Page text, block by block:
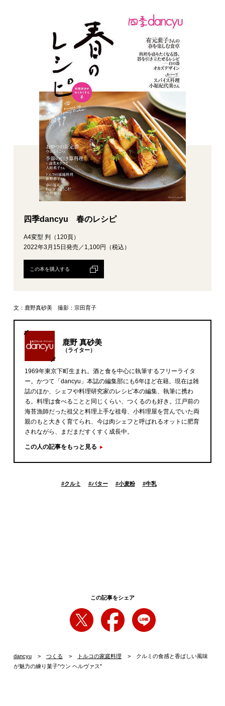
四季dancyu 春のレシピ
A4変型 判（120頁）
2022年3月15日発売／1,100円（税込）
この本を購入する
文：鹿野真砂美 撮影：宗田育子
鹿野 真砂美
（ライター）
1969年東京下町生まれ。酒と食を中心に執筆するフリーライタ
ー。かつて「dancyu」本誌の編集部にも6年ほど在籍。現在は雑
誌のほか、シェフや料理研究家のレシピ本の編集、執筆に携わ
る。料理は食べることと同じくらい、つくるのも好き。江戸前の
海苔漁師だった祖父と料理上手な祖母、小料理屋を営んでいた両
親のもと大きく育てられ、今は肉シェフと呼ばれるオットに肥育
されながら、まだまだすくすく成長中。
この人の記事をもっと見る
#クルミ #バター #小麦粉 #牛乳
この記事をシェア
dancyu つくる トルコの家庭料理
クルミの食感と香ばしい風味
が魅力の練り菓子"ウン ヘルヴァス"